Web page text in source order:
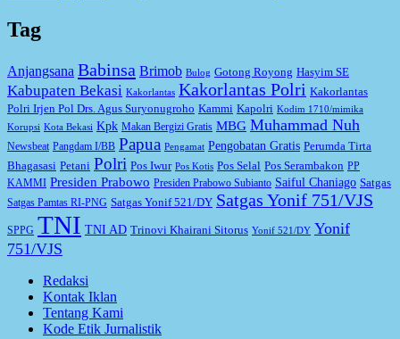
Tag
Anjangsana Babinsa Brimob Bulog Gotong Royong Hasyim SE
Kabupaten Bekasi Kakorlantas Kakorlantas Polri Kakorlantas
Polri Irjen Pol Drs. Agus Suryonugroho Kammi Kapolri Kodim 1710/mimika
Korupsi Kota Bekasi Kpk Makan Bergizi Gratis MBG Muhammad Nuh
Newsbeat Pangdam I/BB Papua Pengamat Pengobatan Gratis Perumda Tirta
Bhagasasi Petani Polri Pos Iwur Pos Kotis Pos Selal Pos Serambakon PP
KAMMI Presiden Prabowo Presiden Prabowo Subianto Saiful Chaniago Satgas
Satgas Pamtas RI-PNG Satgas Yonif 521/DY Satgas Yonif 751/VJS
SPPG TNI TNI AD Trinovi Khairani Sitorus Yonif 521/DY Yonif
751/VJS
Redaksi
Kontak Iklan
Tentang Kami
Kode Etik Jurnalistik